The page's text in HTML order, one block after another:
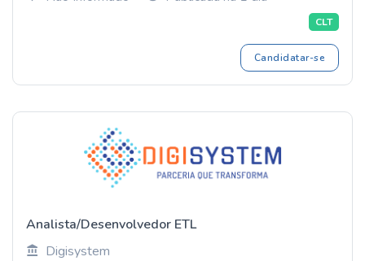
CLT
Candidatar-se
Analista/Desenvolvedor ETL
Digisystem